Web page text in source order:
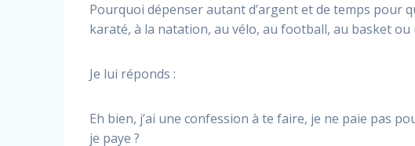
Pourquoi dépenser autant d’argent et de temps pour
karaté, à la natation, au vélo, au football, au basket
Je lui réponds :
Eh bien, j’ai une confession à te faire, je ne paie pas
je paye ?